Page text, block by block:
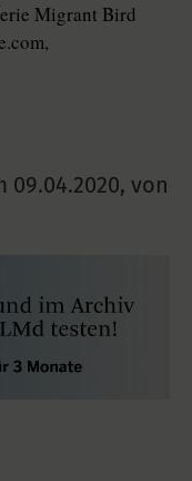
Migrant Bird
09.04.2020, von